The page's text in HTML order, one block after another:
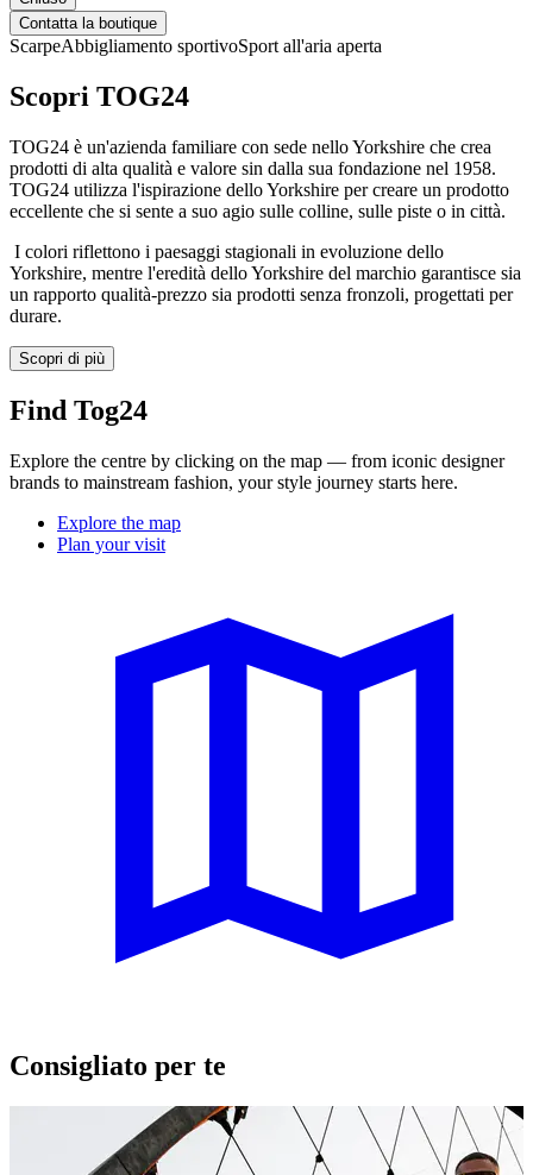
Contatta la boutique
ScarpeAbbigliamento sportivoSport all'aria aperta
Scopri TOG24
TOG24 è un'azienda familiare con sede nello Yorkshire che crea
prodotti di alta qualità e valore sin dalla sua fondazione nel 1958.
TOG24 utilizza l'ispirazione dello Yorkshire per creare un prodotto
eccellente che si sente a suo agio sulle colline, sulle piste o in città.
I colori riflettono i paesaggi stagionali in evoluzione dello
Yorkshire, mentre l'eredità dello Yorkshire del marchio garantisce sia
un rapporto qualità-prezzo sia prodotti senza fronzoli, progettati per
durare.
Scopri di più
Find Tog24
Explore the centre by clicking on the map — from iconic designer
brands to mainstream fashion, your style journey starts here.
Explore the map
Plan your visit
Consigliato per te